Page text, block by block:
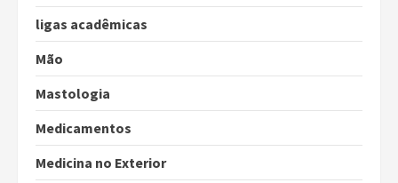
ligas acadêmicas
Mão
Mastologia
Medicamentos
Medicina no Exterior